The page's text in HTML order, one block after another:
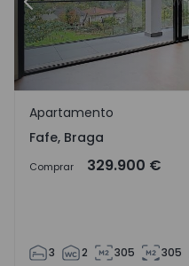
Anterior
Fafe, Braga
Apartamento
Fafe, Braga
Comprar 329.900 €
3 2 305 305